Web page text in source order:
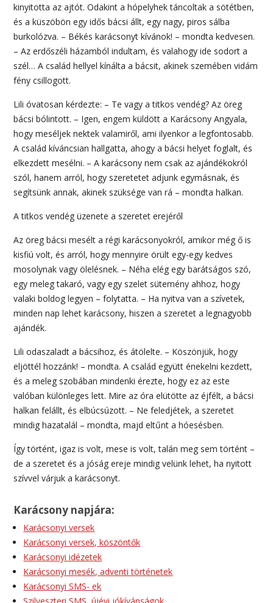
kinyitotta az ajtót. Odakint a hópelyhek táncoltak a sötétben,
és a küszöbön egy idős bácsi állt, egy nagy, piros sálba
burkolózva. – Békés karácsonyt kívánok! – mondta kedvesen.
– Az erdőszéli házamból indultam, és valahogy ide sodort a
szél… A család hellyel kínálta a bácsit, akinek szemében vidám
fény csillogott.
Lili óvatosan kérdezte: – Te vagy a titkos vendég? Az öreg
bácsi bólintott. – Igen, engem küldött a Karácsony Angyala,
hogy meséljek nektek valamiről, ami ilyenkor a legfontosabb.
A család kíváncsian hallgatta, ahogy a bácsi helyet foglalt, és
elkezdett mesélni. – A karácsony nem csak az ajándékokról
szól, hanem arról, hogy szeretetet adjunk egymásnak, és
segítsünk annak, akinek szüksége van rá – mondta halkan.
A titkos vendég üzenete a szeretet erejéről
Az öreg bácsi mesélt a régi karácsonyokról, amikor még ő is
kisfiú volt, és arról, hogy mennyire örült egy-egy kedves
mosolynak vagy ölelésnek. – Néha elég egy barátságos szó,
egy meleg takaró, vagy egy szelet sütemény ahhoz, hogy
valaki boldog legyen – folytatta. – Ha nyitva van a szívetek,
minden nap lehet karácsony, hiszen a szeretet a legnagyobb
ajándék.
Lili odaszaladt a bácsihoz, és átölelte. – Köszönjük, hogy
eljöttél hozzánk! – mondta. A család együtt énekelni kezdett,
és a meleg szobában mindenki érezte, hogy ez az este
valóban különleges lett. Mire az óra elütötte az éjfélt, a bácsi
halkan felállt, és elbúcsúzott. – Ne feledjétek, a szeretet
mindig hazatalál – mondta, majd eltűnt a hóesésben.
Így történt, igaz is volt, mese is volt, talán meg sem történt –
de a szeretet és a jóság ereje mindig velünk lehet, ha nyitott
szívvel várjuk a karácsonyt.
Karácsony napjára:
Karácsonyi versek
Karácsonyi versek, köszöntők
Karácsonyi idézetek
Karácsonyi mesék, adventi történetek
Karácsonyi SMS- ek
Szilveszteri SMS, újévi jókívánságok